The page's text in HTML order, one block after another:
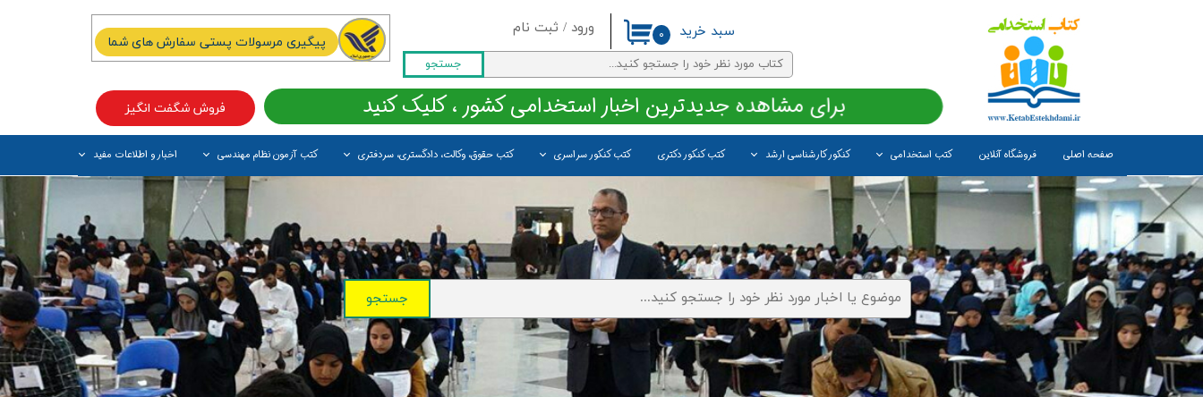
ورود / ثبت نام
حساب کاربری من
تغییر گذر واژه
سفارشات
خروج از حساب کاربری
جستجو
صفحه اصلی فروشگاه آنلاین کتب استخدامی کنکور کارشناسی ارشد کتب کنکور دکتری کتب کنکور سراسری کتب حقوق، وکالت، دادگستری، سردفتری کتب آزمون نظام مهندسی اخبار و اطلاعات مفید
۰ سبد خرید
فروش شگفت انگیز برای مشاهده جدیدترین اخبار استخدامی کشور ، کلیک کنید
پیگیری مرسولات پستی سفارش های شما
جستجو